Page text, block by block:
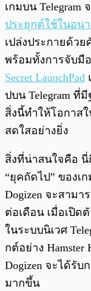
เกมบน Telegram
ประยุกต์ใช้ในอน
เปล่งประกายด้ว
พร้อมทั้งการจับมื
Secret LaunchPad
ปบน Telegram ที่
สิ่งนี้ทำให้โอกาสใ
สดใสอย่างยิ่ง
สิ่งที่น่าสนใจคือ นี่
“ยุคถัดไป” ของเ
Dogizen จะสาม
ต่อเดือน เมื่อเปิด
ในระบบนิเวศ
กต์อย่าง Hamster
Dogizen จะได้รับ
มากขึ้น